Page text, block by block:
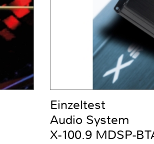
Einzeltest
Audio System
X-100.9 MDSP-